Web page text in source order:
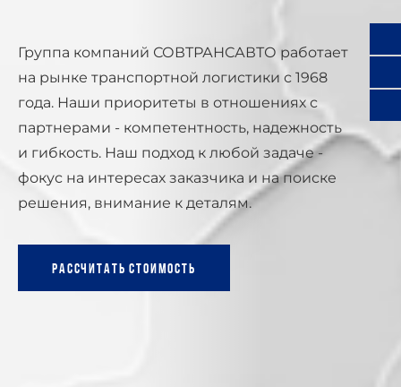
Группа компаний СОВТРАНСАВТО работает
на рынке транспортной логистики с 1968
года. Наши приоритеты в отношениях с
партнерами - компетентность, надежность
и гибкость. Наш подход к любой задаче -
фокус на интересах заказчика и на поиске
решения, внимание к деталям.
Рассчитать стоимость